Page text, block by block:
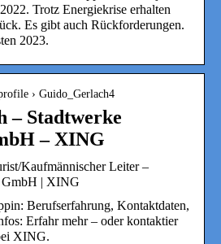
Trotz Energiekrise erhalten
Es gibt auch Rückforderungen.
2023.
› Guido_Gerlach4
– Stadtwerke
– XING
Kaufmännischer Leiter –
GmbH | XING
Berufserfahrung, Kontaktdaten,
Erfahr mehr – oder kontaktier
XING.